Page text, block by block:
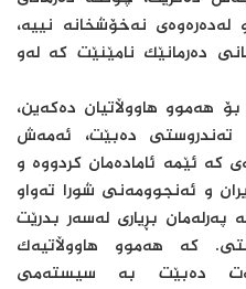
لەدەرەوەی نەخۆشخانە نییە،
دەرمانێک نامێنێت کە لەو
هەموو هاووڵاتیان دەکەین،
تەندروستی دەبێت، ئەمەش
کە ئێمە ئامادەمان کردووە و
و ئەنجوومەنی شورا تەواو
پەرلەمان بڕیاری لەسەر بدرێت
کە هەموو هاووڵاتیەک
دەبێت بە سیستەمی